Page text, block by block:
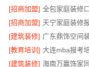
[招商加盟]
[招商加盟]
[建筑装修]
[教育培训]
[建筑装修] 海南万赢饰家